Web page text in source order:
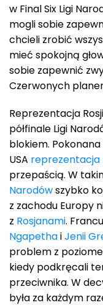
w Final Six Ligi
mogli sobie
chcieli zrobić
mieć spokojną
sobie zapewnić
Czerwonych
Reprezentacja
półfinale Ligi
blokiem. Pokonana
USA reprezentacja
przepaścią. W
Narodówszybko
z zachodu Europy
z Rosjanami.
NgapethaiJenii
problem z
kiedy podkręcali
przeciwnika. W
była za każdym